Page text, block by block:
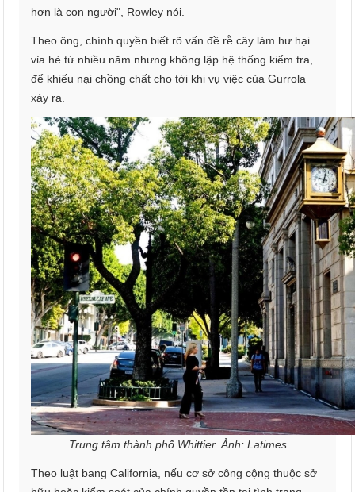
hơn là con người", Rowley nói.
Theo ông, chính quyền biết rõ vấn đề rễ cây làm hư hại
vỉa hè từ nhiều năm nhưng không lập hệ thống kiểm tra,
để khiếu nại chồng chất cho tới khi vụ việc của Gurrola
xảy ra.
Trung tâm thành phố Whittier. Ảnh: Latimes
Theo luật bang California, nếu cơ sở công cộng thuộc sở